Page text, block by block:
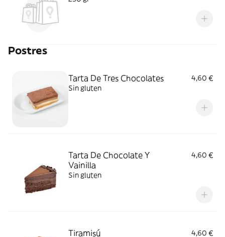
Postres
Tarta De Tres Chocolates
4,60 €
Sin gluten
Tarta De Chocolate Y
Vainilla
4,60 €
Sin gluten
Tiramisú
4,60 €